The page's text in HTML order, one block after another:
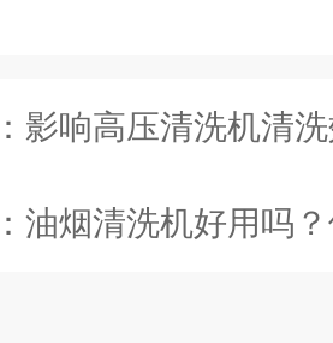
影响高压清洗机清洗效果
油烟清洗机好用吗？他能够为